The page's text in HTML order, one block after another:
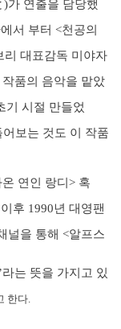
)가 연출을 담당했
에서 부터 <천공의
리 대표감독 미야자
작품의 음악을 맡았
기 시절 만들었
보는 것도 이 작품
연인 랑디 > 혹
이후 1990년 대영팬
널을 통해 <알프스
는 뜻을 가지고 있
한다.